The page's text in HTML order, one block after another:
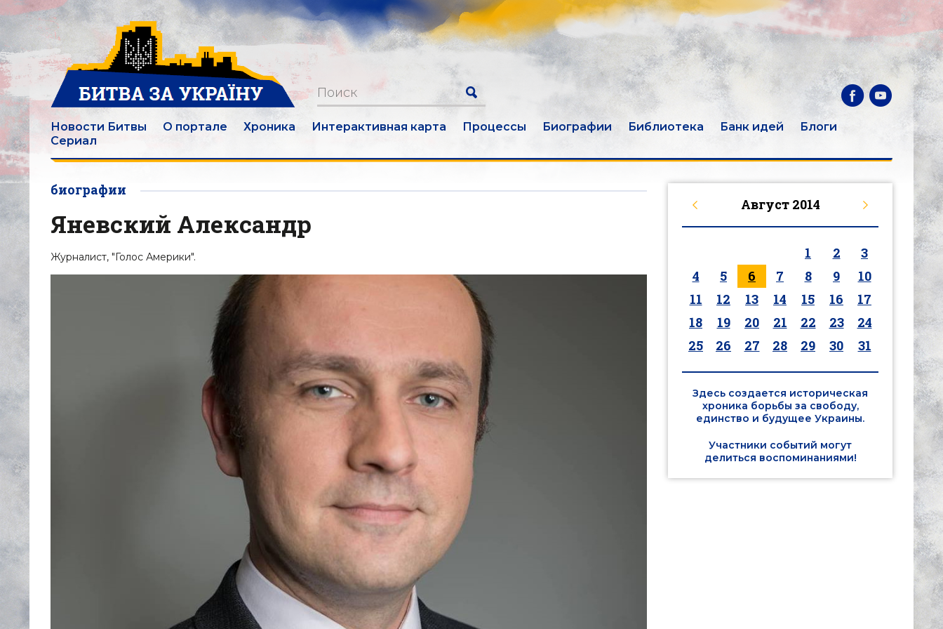
Новости Битвы О портале Хроника Интерактивная карта Процессы Биографии Библиотека Банк идей
Блоги
Сериал
биографии
Яневский Александр
Журналист, "Голос Америки".
Август 2014
1 2
3
4
5 6 7 8 9
10
11
12 13 14 15 16
17
18
19 20 21 22 23
24
25
26 27 28 29 30 31
Здесь создается историческая
хроника борьбы за свободу,
единство и будущее Украины.
Участники событий могут
делиться воспоминаниями!